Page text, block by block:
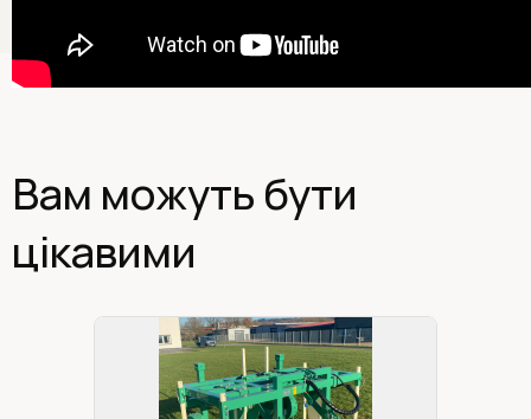
Вам можуть бути
цікавими